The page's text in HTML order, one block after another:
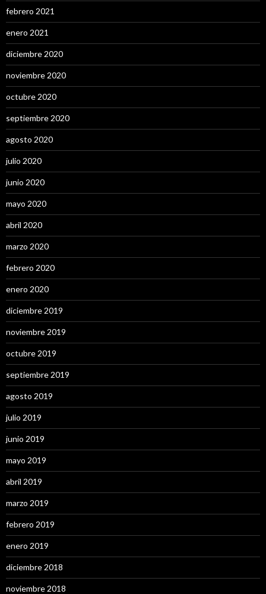
febrero 2021
enero 2021
diciembre 2020
noviembre 2020
octubre 2020
septiembre 2020
agosto 2020
julio 2020
junio 2020
mayo 2020
abril 2020
marzo 2020
febrero 2020
enero 2020
diciembre 2019
noviembre 2019
octubre 2019
septiembre 2019
agosto 2019
julio 2019
junio 2019
mayo 2019
abril 2019
marzo 2019
febrero 2019
enero 2019
diciembre 2018
noviembre 2018